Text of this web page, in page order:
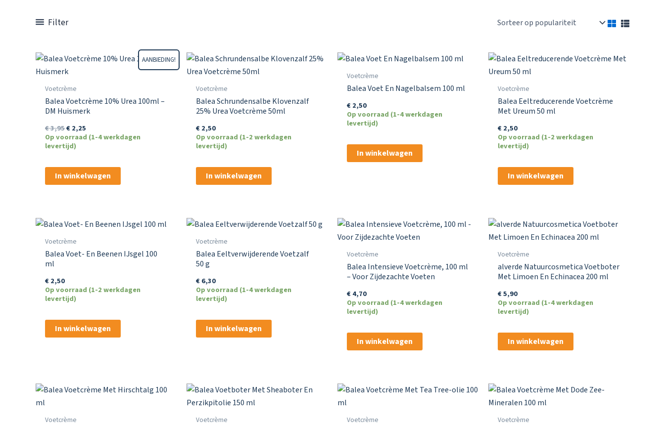
Filter
AANBIEDING!
Voetcrème
Balea Voetcrème 10% Urea 100ml –
DM Huismerk
€3,95Oorspronkelijke
prijs
was:
€2,25
prijs
Op voorraad (1-4 werkdagen
levertijd)
In winkelwagen
Voetcrème
Balea Schrundensalbe Klovenzalf
25% Urea Voetcrème 50ml
€2,50
Op voorraad (1-2 werkdagen
levertijd)
In winkelwagen
Voetcrème
Balea Voet En Nagelbalsem 100 ml
€2,50
Op voorraad (1-4 werkdagen
levertijd)
In winkelwagen
Voetcrème
Balea Eeltreducerende Voetcrème
Met Ureum 50 ml
€2,50
Op voorraad (1-2 werkdagen
levertijd)
In winkelwagen
Voetcrème
Balea Voet- En Beenen IJsgel 100
ml
€2,50
Op voorraad (1-2 werkdagen
levertijd)
In winkelwagen
Voetcrème
Balea Eeltverwijderende Voetzalf
50 g
€6,30
Op voorraad (1-4 werkdagen
levertijd)
In winkelwagen
Voetcrème
Balea Intensieve Voetcrème, 100 ml
– Voor Zijdezachte Voeten
€4,70
Op voorraad (1-4 werkdagen
levertijd)
In winkelwagen
Voetcrème
alverde Natuurcosmetica Voetboter
Met Limoen En Echinacea 200 ml
€5,90
Op voorraad (1-4 werkdagen
levertijd)
In winkelwagen
Voetcrème Voetcrème Voetcrème Voetcrème